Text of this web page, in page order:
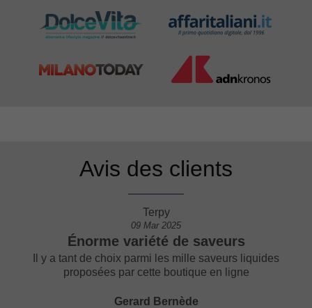
Avis des clients
Terpy
22 Fév 2025
Vive Terpy et ses cigarettes puff !
J’ai déjà acheté 10 cigarettes puff différentes pour
essayer les différentes saveurs, et je les aime toutes
Jasmine